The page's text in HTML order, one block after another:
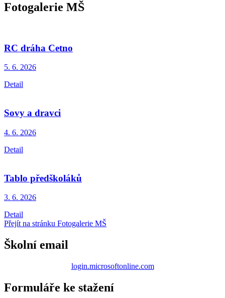
Fotogalerie MŠ
RC dráha Cetno
5. 6. 2026
Detail
Sovy a dravci
4. 6. 2026
Detail
Tablo předškoláků
3. 6. 2026
Detail
Přejít na stránku Fotogalerie MŠ
Školní email
login.microsoftonline.com
Formuláře ke stažení